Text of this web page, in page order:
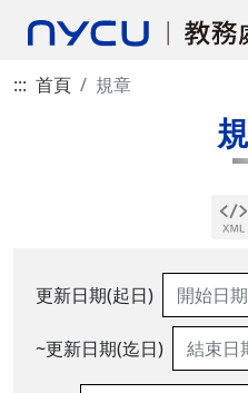
::: 首頁 規章
更新日期(起日)
~更新日期(迄日)